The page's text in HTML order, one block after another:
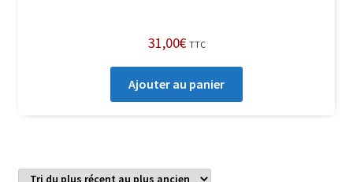
31,00€ TTC
Ajouter au panier